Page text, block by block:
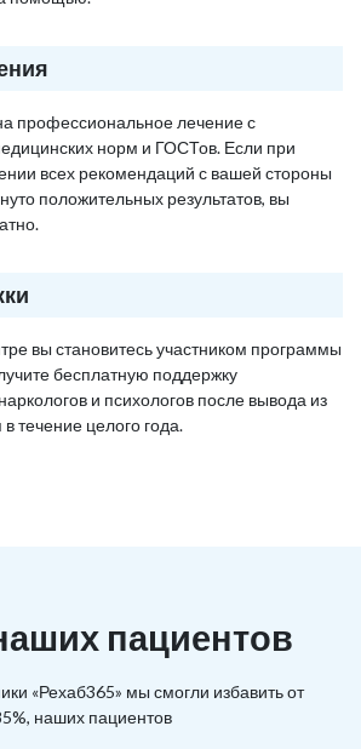
профессиональное лечение с
норм и ГОСТов. Если при
всех рекомендаций с вашей стороны
положительных результатов, вы
вы становитесь участником программы
бесплатную поддержку
и психологов после вывода из
течение целого года.
пациентов
«Рехаб365» мы смогли избавить от
наших пациентов